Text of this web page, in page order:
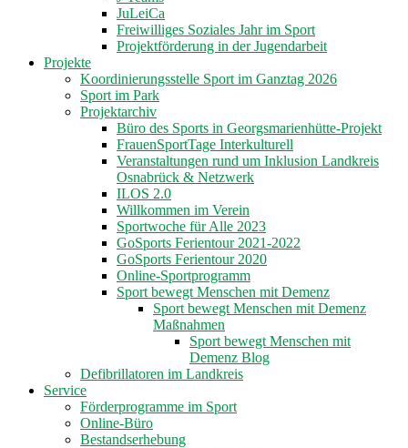
JuLeiCa
Freiwilliges Soziales Jahr im Sport
Projektförderung in der Jugendarbeit
Projekte
Koordinierungsstelle Sport im Ganztag 2026
Sport im Park
Projektarchiv
Büro des Sports in Georgsmarienhütte-Projekt
FrauenSportTage Interkulturell
Veranstaltungen rund um Inklusion Landkreis
Osnabrück & Netzwerk
ILOS 2.0
Willkommen im Verein
Sportwoche für Alle 2023
GoSports Ferientour 2021-2022
GoSports Ferientour 2020
Online-Sportprogramm
Sport bewegt Menschen mit Demenz
Sport bewegt Menschen mit Demenz
Maßnahmen
Sport bewegt Menschen mit
Demenz Blog
Defibrillatoren im Landkreis
Service
Förderprogramme im Sport
Online-Büro
Bestandserhebung